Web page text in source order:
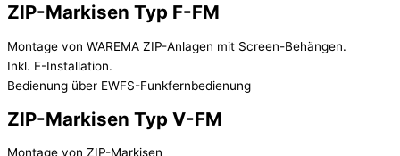
ZIP-Markisen Typ F-FM
Montage von WAREMA ZIP-Anlagen mit Screen-Behängen.
Inkl. E-Installation.
Bedienung über EWFS-Funkfernbedienung
ZIP-Markisen Typ V-FM
Montage von ZIP-Markisen